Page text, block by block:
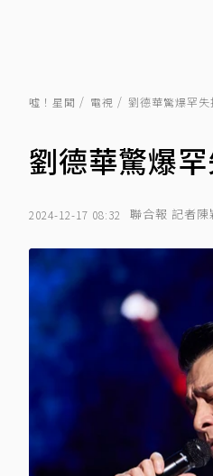
噓！星聞 電視 劉德華驚爆罕
劉德華驚爆
2024-12-17 08:32 聯合報 記者